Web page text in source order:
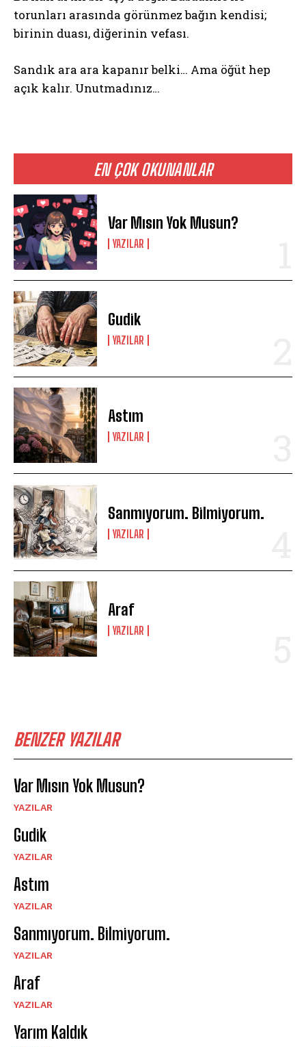
EN ÇOK OKUNANLAR
Var Mısın Yok Musun?
YAZILAR
Gudik
YAZILAR
Astım
YAZILAR
Sanmıyorum. Bilmiyorum.
YAZILAR
Araf
YAZILAR
BENZER YAZILAR
Var Mısın Yok Musun?
YAZILAR
Gudik
YAZILAR
Astım
YAZILAR
Sanmıyorum. Bilmiyorum.
YAZILAR
Araf
YAZILAR
Yarım Kaldık
torunları arasında görünmez bağın kendisi;
birinin duası, diğerinin vefası.
Sandık ara ara kapanır belki… Ama öğüt hep
açık kalır. Unutmadınız…